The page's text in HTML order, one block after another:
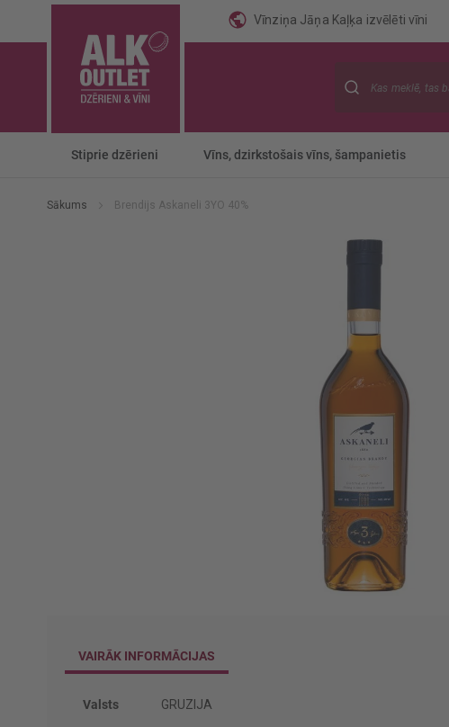
Vīnziņa Jāņa Kaļķa izvēlēti vīni
Stiprie dzērieni Vīns, dzirkstošais vīns, šampanietis
Sākums Brendijs Askaneli 3YO 40%
sākumuVAIRĀK INFORMĀCIJAS
Vairāk
Valsts GRUZIJA